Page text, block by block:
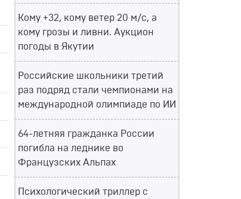
Кому +32, кому ветер 20 м/с, а
кому грозы и ливни. Аукцион
погоды в Якутии
Российские школьники третий
раз подряд стали чемпионами на
международной олимпиаде по ИИ
64-летняя гражданка России
погибла на леднике во
Французских Альпах
Психологический триллер с